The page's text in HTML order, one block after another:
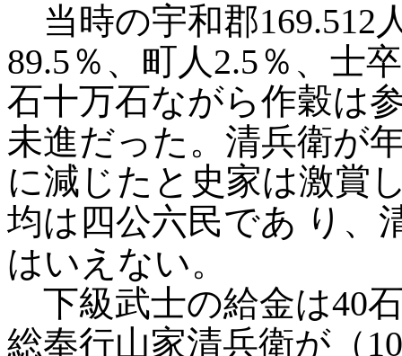
当時の宇和郡169.512
89.5％、町人2.5％、士
石十万石ながら作穀は
未進だった。清兵衛が
に減じたと史家は激賞
均は四公六民であ り、
はいえない。
下級武士の給金は40
総奉行山家清兵衛が（